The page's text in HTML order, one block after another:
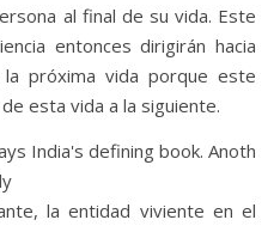
al final de su vida. Este
entonces dirigirán hacia
próxima vida porque este
esta vida a la siguiente.
la entidad viviente en el